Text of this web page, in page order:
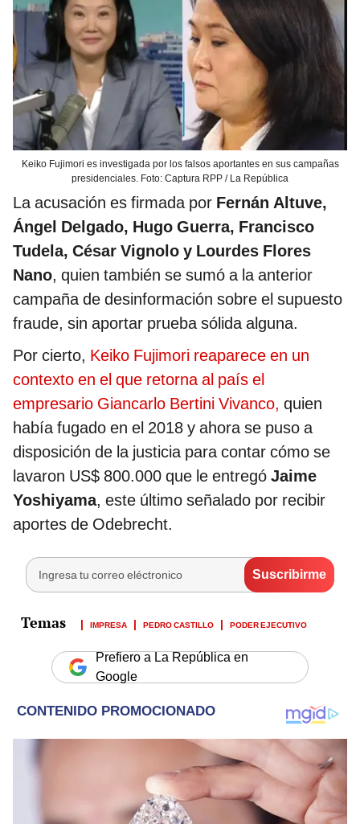
Keiko Fujimori es investigada por los falsos aportantes en sus campañas
presidenciales. Foto: Captura RPP / La República
La acusación es firmada por Fernán Altuve,
Ángel Delgado, Hugo Guerra, Francisco
Tudela, César Vignolo y Lourdes Flores
Nano, quien también se sumó a la anterior
campaña de desinformación sobre el supuesto
fraude, sin aportar prueba sólida alguna.
Por cierto, Keiko Fujimori reaparece en un
contexto en el que retorna al país el
empresario Giancarlo Bertini Vivanco, quien
había fugado en el 2018 y ahora se puso a
disposición de la justicia para contar cómo se
lavaron US$ 800.000 que le entregó Jaime
Yoshiyama, este último señalado por recibir
aportes de Odebrecht.
IMPRESA PEDRO CASTILLO PODER EJECUTIVO
Prefiero a La República en
Google